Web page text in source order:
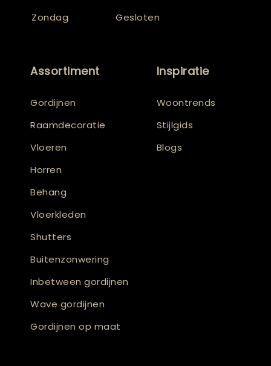
Zondag
Gesloten
Assortiment
Gordijnen
Raamdecoratie
Vloeren
Horren
Behang
Vloerkleden
Shutters
Buitenzonwering
Inbetween gordijnen
Wave gordijnen
Gordijnen op maat
Inspiratie
Woontrends
Stijlgids
Blogs